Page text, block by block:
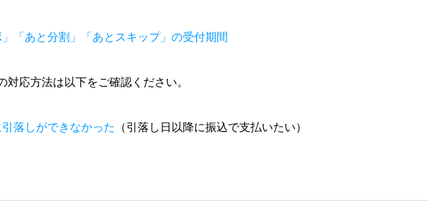
」「あと分割」「あとスキップ」の受付期間
対応方法は以下をご確認ください。
落しができなかった （引落し日以降に振込で支払いたい）